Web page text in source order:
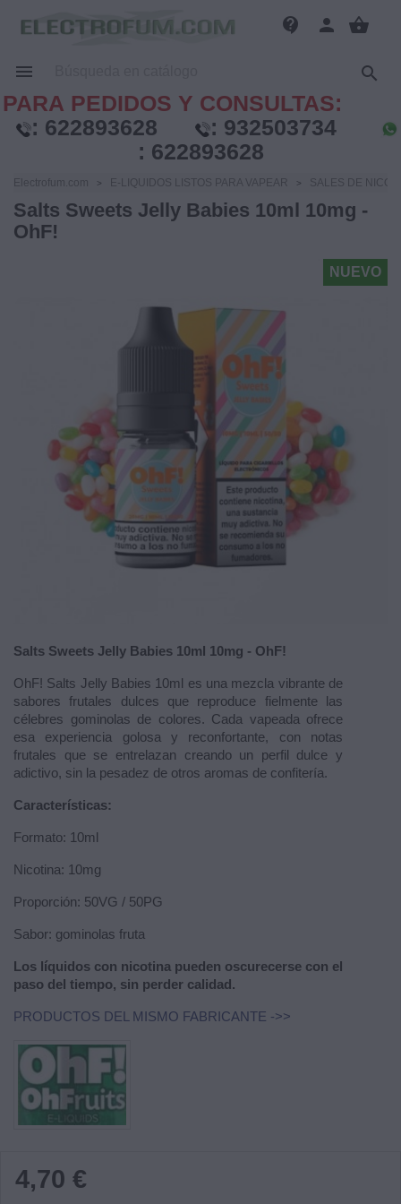
contact_support person shopping_basket
 
PARA PEDIDOS Y CONSULTAS:
: 622893628 : 932503734
: 622893628
Electrofum.com E-LIQUIDOS LISTOS PARA VAPEAR SALES DE
Salts Sweets Jelly Babies 10ml 10mg -
OhF!
NUEVO
Salts Sweets Jelly Babies 10ml 10mg - OhF!
OhF! Salts Jelly Babies 10ml es una mezcla vibrante de
sabores frutales dulces que reproduce fielmente las
célebres gominolas de colores. Cada vapeada ofrece
esa experiencia golosa y reconfortante, con notas
frutales que se entrelazan creando un perfil dulce y
adictivo, sin la pesadez de otros aromas de confitería.
Características:
Formato: 10ml
Nicotina: 10mg
Proporción: 50VG / 50PG
Sabor: gominolas fruta
Los líquidos con nicotina pueden oscurecerse con el
paso del tiempo, sin perder calidad.
PRODUCTOS DEL MISMO FABRICANTE ->>
4,70 €